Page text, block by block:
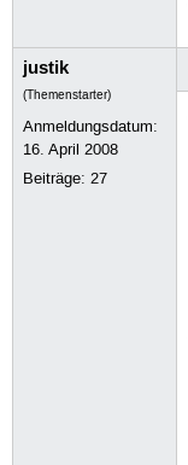
justik
(Themenstarter)
Anmeldungsdatum:
16. April 2008
Beiträge:27